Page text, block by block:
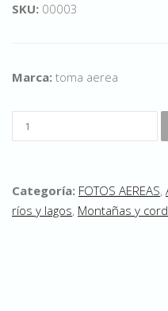
SKU: 00003
Marca: toma aerea
Categoría: FOTOS AEREAS,
ríos y lagos, Montañas y